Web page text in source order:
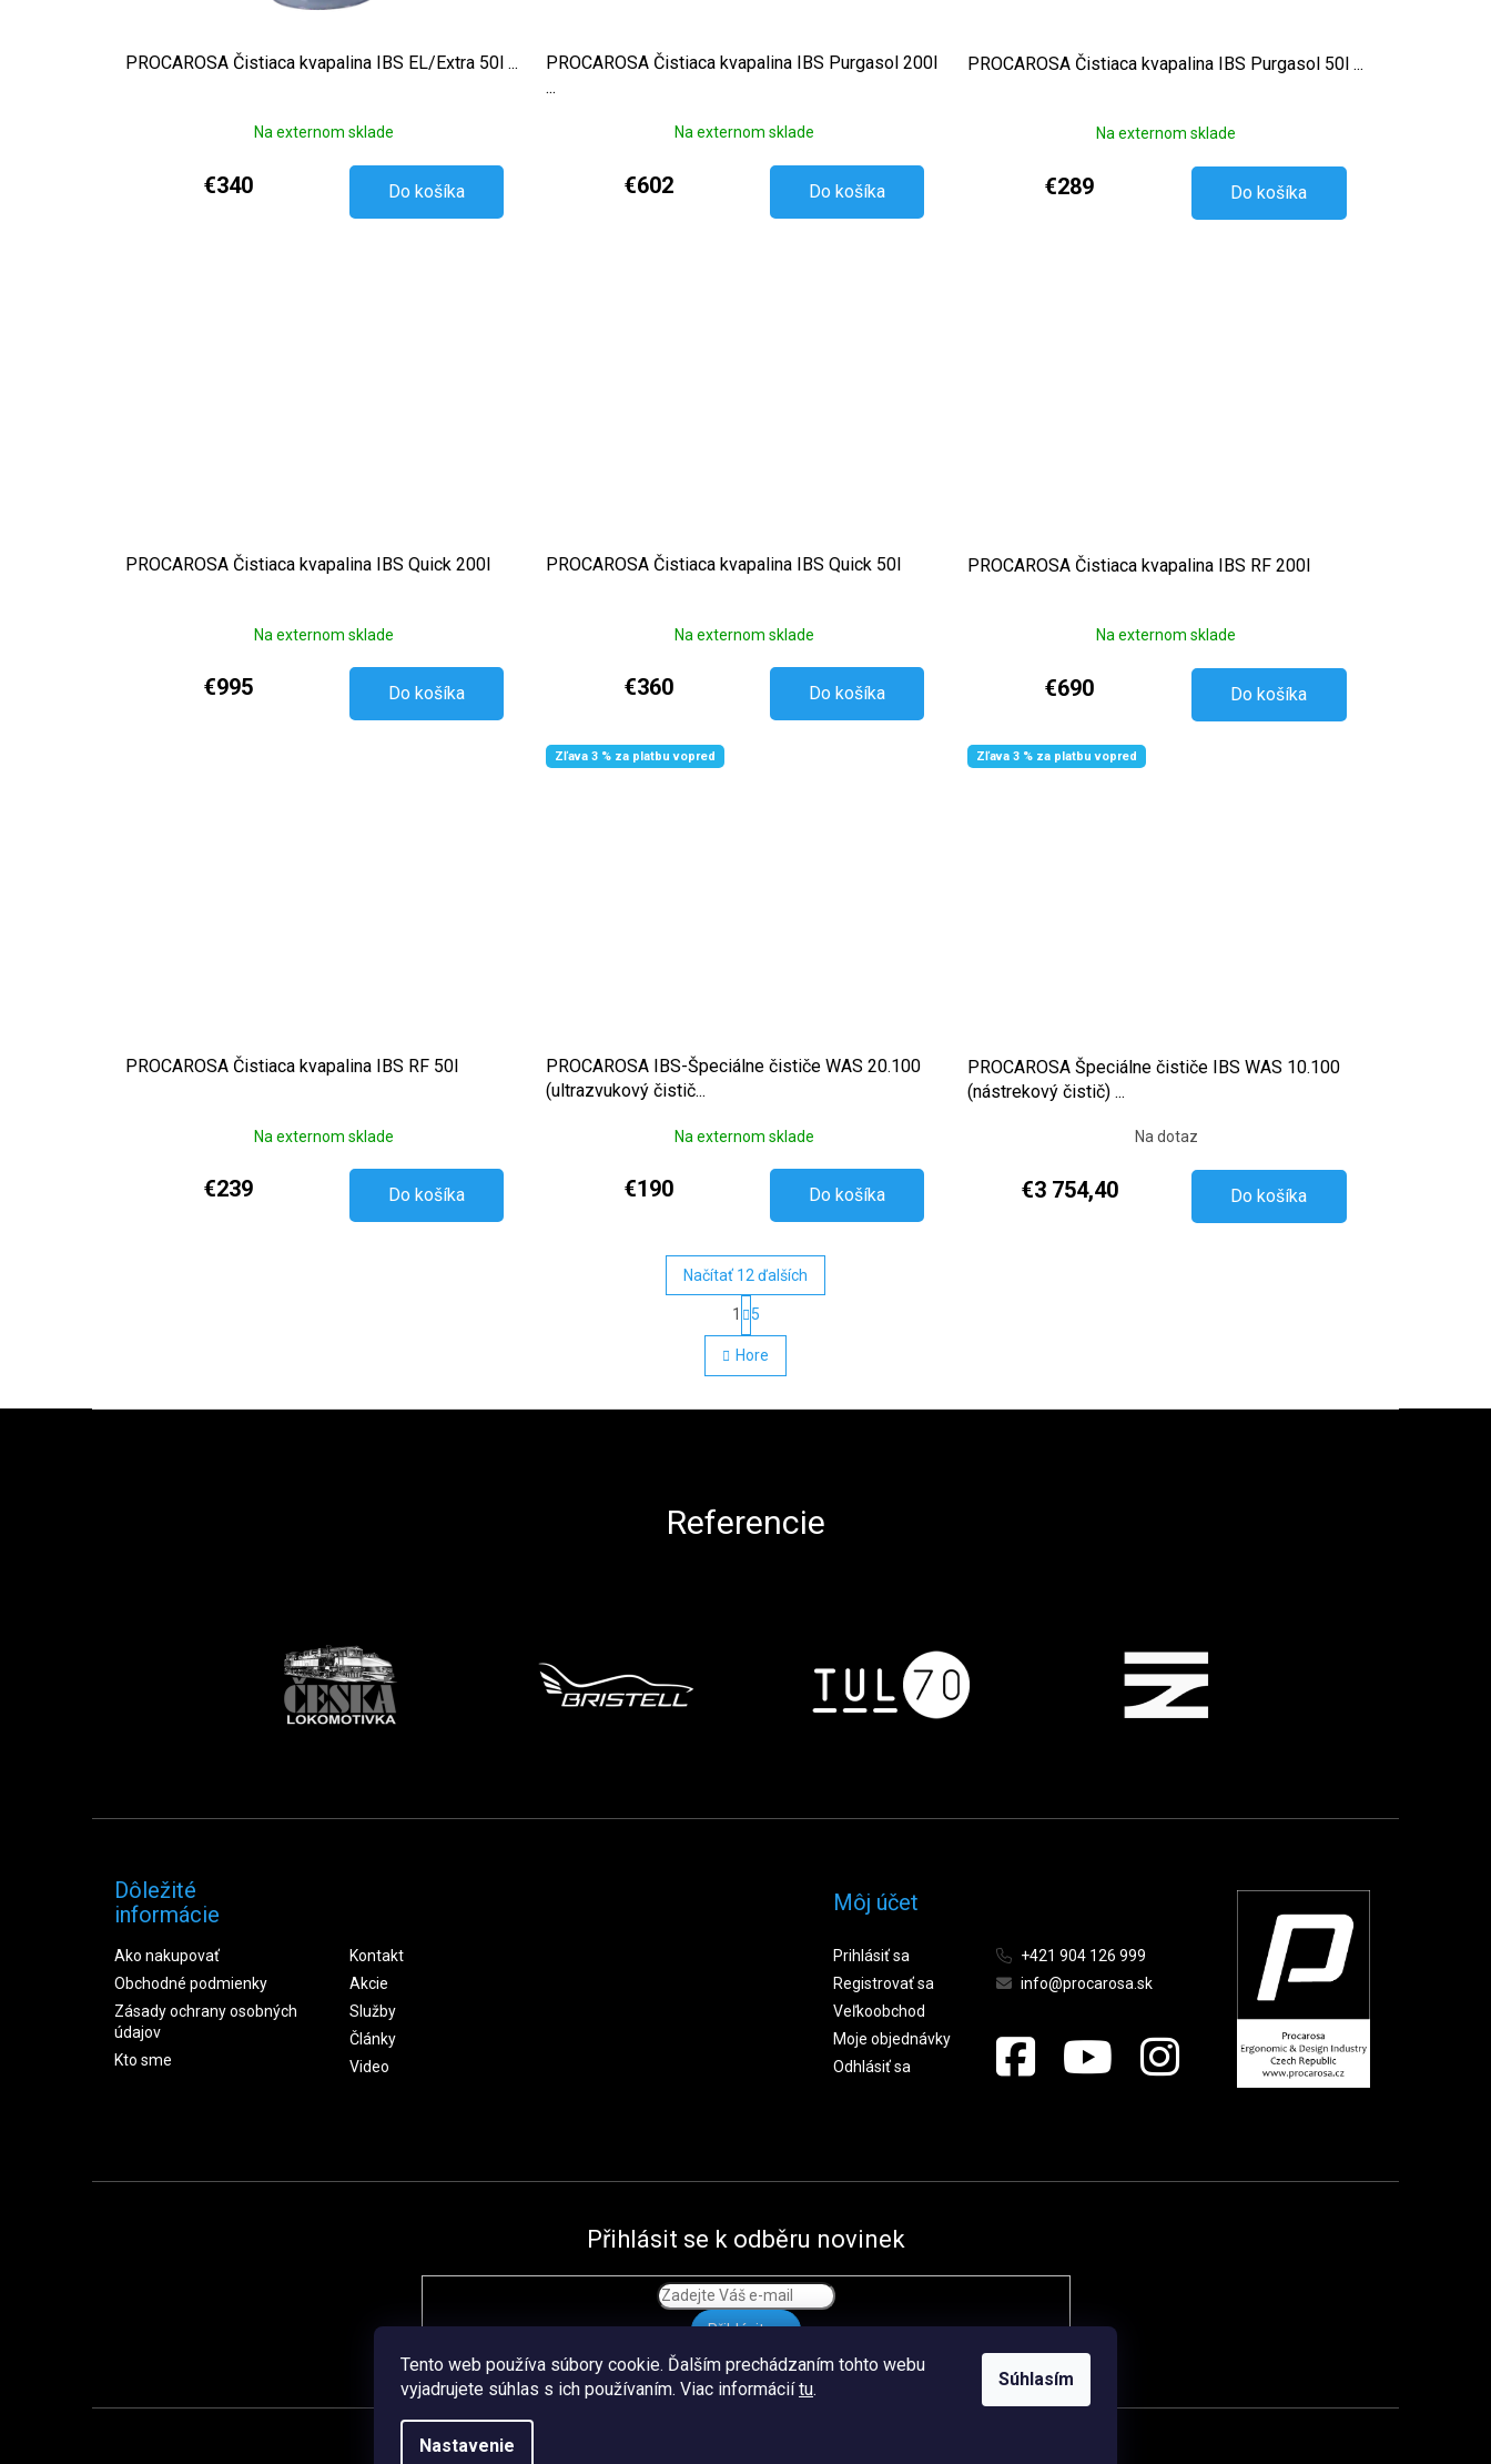
Tento web používa súbory cookie. Ďalším prechádzaním tohto webu
vyjadrujete súhlas s ich používaním. Viac informáciítu.
Nastavenie
Súhlasím
PROCAROSA Čistiaca kvapalina IBS EL/Extra 50l ...
Na externom sklade
€340 Do košíka
PROCAROSA Čistiaca kvapalina IBS Purgasol 200l
...
Na externom sklade
€602 Do košíka
PROCAROSA Čistiaca kvapalina IBS Purgasol 50l ...
Na externom sklade
€289 Do košíka
PROCAROSA Čistiaca kvapalina IBS Quick 200l
Na externom sklade
€995 Do košíka
PROCAROSA Čistiaca kvapalina IBS Quick 50l
Na externom sklade
€360 Do košíka
PROCAROSA Čistiaca kvapalina IBS RF 200l
Na externom sklade
€690 Do košíka
PROCAROSA Čistiaca kvapalina IBS RF 50l
Na externom sklade
€239 Do košíka
Zľava 3 % za platbu vopred
PROCAROSA IBS-Špeciálne čističe WAS 20.100
(ultrazvukový čistič...
Na externom sklade
€190 Do košíka
Zľava 3 % za platbu vopred
PROCAROSA Špeciálne čističe IBS WAS 10.100
(nástrekový čistič) ...
Na dotaz
€3 754,40 Do košíka
Ovládacie prvky výpisu
Načítať 12 ďalších
Stránkovanie
1 5
Hore
Referencie
Dôležité
informácie
Ako nakupovať
Obchodné podmienky
Zásady ochrany osobných
údajov
Kto sme
Kontakt
Akcie
Služby
Články
Video
Môj účet
Prihlásiť sa
Registrovať sa
Veľkoobchod
Moje objednávky
Odhlásiť sa
+421 904 126 999
info@procarosa.sk
Přihlásit se k odběru novinek
Přihlásit se